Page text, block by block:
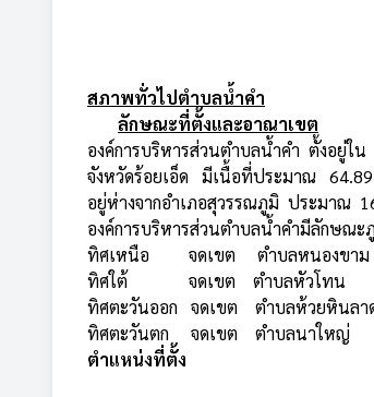
สภาพทั่วไปตำบลน้ำคำ
ลักษณะที่ตั้งและอาณาเขต
องค์การบริหารส่วนตำบลน้ำคำ ตั้งอยู่
จังหวัดร้อยเอ็ด มีเนื้อที่ประมาณ
อยู่ห่างจากอำเภอสุวรรณภูมิ ประมาณ
องค์การบริหารส่วนตำบลน้ำคำมีลักษณ
ทิศเหนือ จดเขต ตำบลหนองขาม
ทิศใต้ จดเขต ตำบลหัวโทน อ
ทิศตะวันออก จดเขต ตำบลห้วยหิน
ทิศตะวันตก จดเขต ตำบลนาให
ตำแหน่งที่ตั้ง